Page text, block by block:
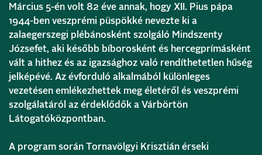
Március 5-én volt 82 éve annak, hogy XII. Pius pápa
1944-ben veszprémi püspökké nevezte ki a
zalaegerszegi plébánosként szolgáló Mindszenty
Józsefet, aki később bíborosként és hercegprímásként
vált a hithez és az igazsághoz való rendíthetetlen hűség
jelképévé. Az évforduló alkalmából különleges
vezetésen emlékezhettek meg életéről és veszprémi
szolgálatáról az érdeklődők a Várbörtön
Látogatóközpontban.
A program során Tornavölgyi Krisztián érseki